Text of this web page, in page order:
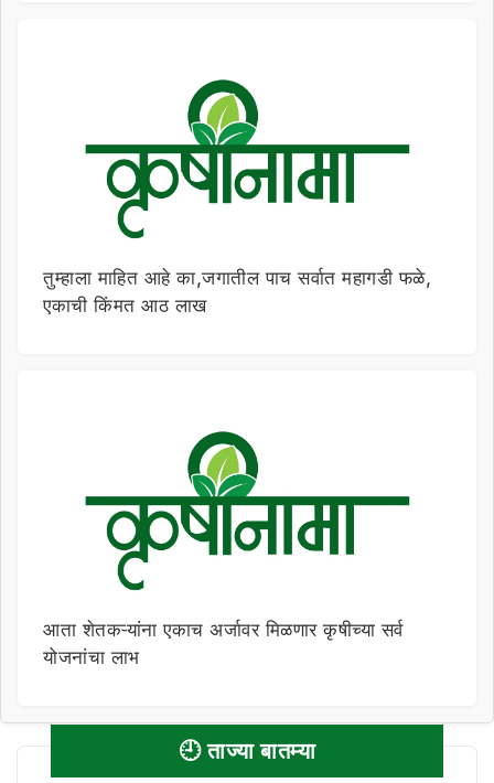
तुम्हाला माहित आहे का,जगातील पाच सर्वात महागडी फळे,
एकाची किंमत आठ लाख
आता शेतकऱ्यांना एकाच अर्जावर मिळणार कृषीच्या सर्व
योजनांचा लाभ
🕘 ताज्या बातम्या